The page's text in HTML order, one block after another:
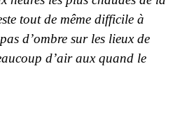
tout de même difficile à
d’ombre sur les lieux de
d’air aux quand le